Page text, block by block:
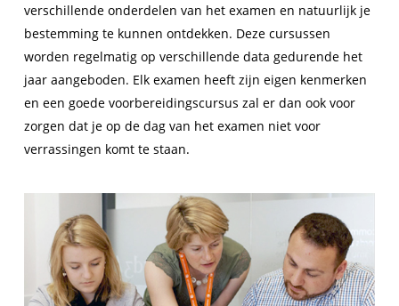
verschillende onderdelen van het examen en natuurlijk je
bestemming te kunnen ontdekken. Deze cursussen
worden regelmatig op verschillende data gedurende het
jaar aangeboden. Elk examen heeft zijn eigen kenmerken
en een goede voorbereidingscursus zal er dan ook voor
zorgen dat je op de dag van het examen niet voor
verrassingen komt te staan.